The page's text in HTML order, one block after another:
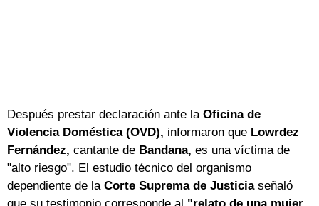
Después prestar declaración ante la Oficina de
Violencia Doméstica (OVD), informaron que Lowrdez
Fernández, cantante de Bandana, es una víctima de
"alto riesgo". El estudio técnico del organismo
dependiente de la Corte Suprema de Justicia señaló